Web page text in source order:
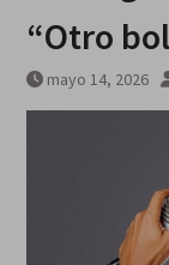
“Otro
mayo 14, 2026